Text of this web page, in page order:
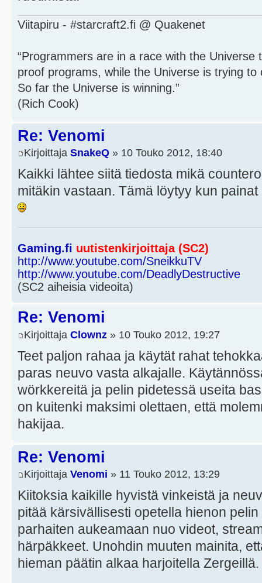
Viitapiru - #starcraft2.fi @ Quakenet
“Programmers are in a race with the
proof programs, while the Universe is trying
So far the Universe is winning.”
(Rich Cook)
Re: Venomi
Kirjoittaja SnakeQ » 10 Touko 2012, 18:40
Kaikki lähtee siitä tiedosta mikä
mitäkin vastaan. Tämä löytyy kun
Gaming.fi uutistenkirjoittaja (SC2)
http://www.youtube.com/SneikkuTV
http://www.youtube.com/DeadlyDestructive
(SC2 aiheisia videoita)
Re: Venomi
Kirjoittaja Clownz » 10 Touko 2012, 19:27
Teet paljon rahaa ja käytät rahat
paras neuvo vasta alkajalle.
wörkkereitä ja pelin pidetessä useita
on kuitenki maksimi olettaen, että
hakijaa.
Re: Venomi
Kirjoittaja Venomi » 11 Touko 2012, 13:29
Kiitoksia kaikille hyvistä vinkeistä ja
pitää kärsivällisesti opetella hienon
parhaiten aukeamaan nuo videot,
härpäkkeet. Unohdin muuten mainita,
hieman päätin alkaa harjoitella Zergeillä.